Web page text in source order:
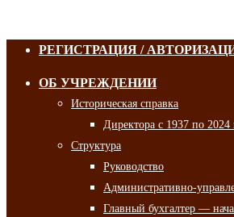
РЕГИСТРАЦИЯ /
ОБ УЧРЕЖДЕНИИ
Историческая справка
Директора с 1937 по 2024
Структура
Руководство
Административно-
Главный бухгалтер —